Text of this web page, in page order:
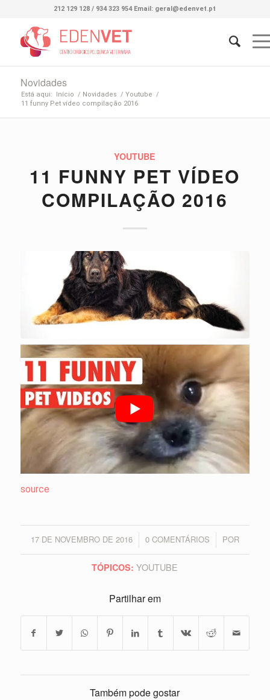
212 129 128 / 934 323 954 Email: geral@edenvet.pt
Novidades
Está aqui: Início / Novidades / Youtube /
11 funny Pet vídeo compilação 2016
YOUTUBE
11 FUNNY PET VÍDEO
COMPILAÇÃO 2016
source
17 DE NOVEMBRO DE 2016
/ 0 COMENTÁRIOS
/ POR
TÓPICOS: YOUTUBE
Partilhar em
Também pode gostar